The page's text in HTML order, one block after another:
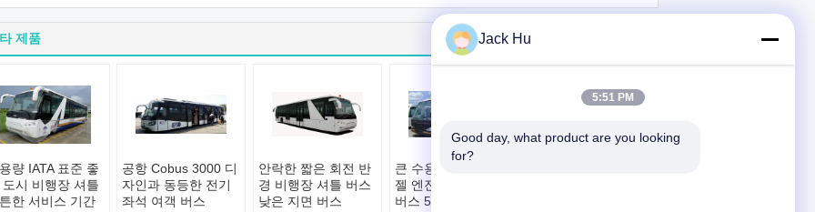
제품
량 IATA 표준 좋
도시 비행장 셔틀
한 서비스 기간
공항 Cobus 3000 디
자인과 동등한 전기
좌석 여객 버스
안락한 짧은 회전 반
경 비행장 셔틀 버스
낮은 지면 버스
큰 수용량 4 치기 디
젤 엔진 비행장 셔틀
버스 5300
Jack Hu
5:51 PM
Good day, what product are you looking
for?